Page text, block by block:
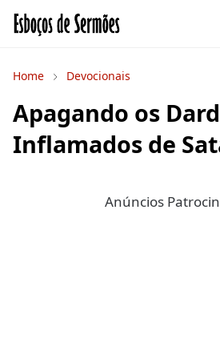
Home Devocionais
Apagando os
Inflamados de
Anúncios